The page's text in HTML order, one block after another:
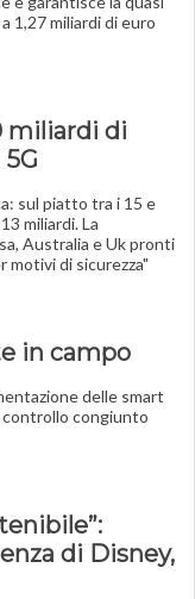
1,27 miliardi di euro
miliardi di
sul piatto tra i 15 e
miliardi. La
Australia e Uk pronti
motivi di sicurezza"
in campo
delle smart
congiunto
di Disney,